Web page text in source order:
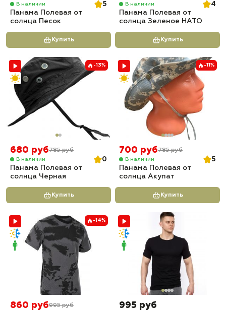
В наличии
5
Панама Полевая от
солнца Песок
Купить
В наличии
4
Панама Полевая от
солнца Зеленое НАТО
Купить
-13%
680 руб785 руб
В наличии
0
Панама Полевая от
солнца Черная
Купить
-11%
700 руб785 руб
В наличии
5
Панама Полевая от
солнца Акупат
Купить
-14%
860 руб995 руб 995 руб